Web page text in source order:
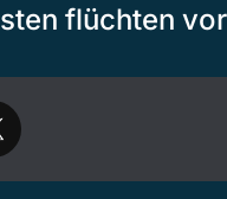
flüchten